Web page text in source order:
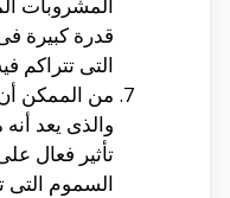
قدرة كبيرة
التى تتراكم
من الممكن
والذى يعد أنه
تأثير فعال
السموم التى